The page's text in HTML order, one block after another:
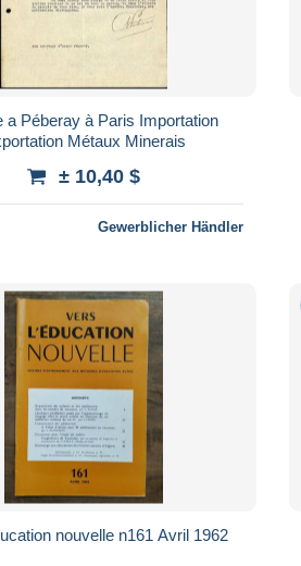
a Péberay à Paris Importation
Métaux Minerais
± 10,40 $
Gewerblicher Händler
nouvelle n161 Avril 1962